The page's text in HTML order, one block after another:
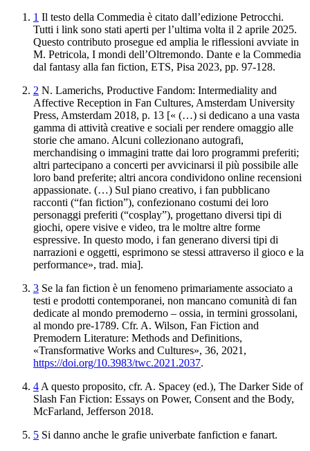
1 Il testo della Commedia e ̀ citato dall’edizione Petrocchi.
Tutti i link sono stati aperti per l’ultima volta il 2 aprile 2025.
Questo contributo prosegue ed amplia le riflessioni avviate in
M. Petricola, I mondi dell’Oltremondo. Dante e la Commedia
dal fantasy alla fan fiction, ETS, Pisa 2023, pp. 97-128.
2 N. Lamerichs, Productive Fandom: Intermediality and
Affective Reception in Fan Cultures, Amsterdam University
Press, Amsterdam 2018, p. 13 [« (…) si dedicano a una vasta
gamma di attività creative e sociali per rendere omaggio alle
storie che amano. Alcuni collezionano autografi,
merchandising o immagini tratte dai loro programmi preferiti;
altri partecipano a concerti per avvicinarsi il più possibile alle
loro band preferite; altri ancora condividono online recensioni
appassionate. (…) Sul piano creativo, i fan pubblicano
racconti (“fan fiction”), confezionano costumi dei loro
personaggi preferiti (“cosplay”), progettano diversi tipi di
giochi, opere visive e video, tra le moltre altre forme
espressive. In questo modo, i fan generano diversi tipi di
narrazioni e oggetti, esprimono se stessi attraverso il gioco e la
performance», trad. mia].
3 Se la fan fiction è un fenomeno primariamente associato a
testi e prodotti contemporanei, non mancano comunità di fan
dedicate al mondo premoderno – ossia, in termini grossolani,
al mondo pre-1789. Cfr. A. Wilson, Fan Fiction and
Premodern Literature: Methods and Definitions,
«Transformative Works and Cultures», 36, 2021,
https://doi.org/10.3983/twc.2021.2037.
4 A questo proposito, cfr. A. Spacey (ed.), The Darker Side of
Slash Fan Fiction: Essays on Power, Consent and the Body,
McFarland, Jefferson 2018.
5 Si danno anche le grafie univerbate fanfiction e fanart.